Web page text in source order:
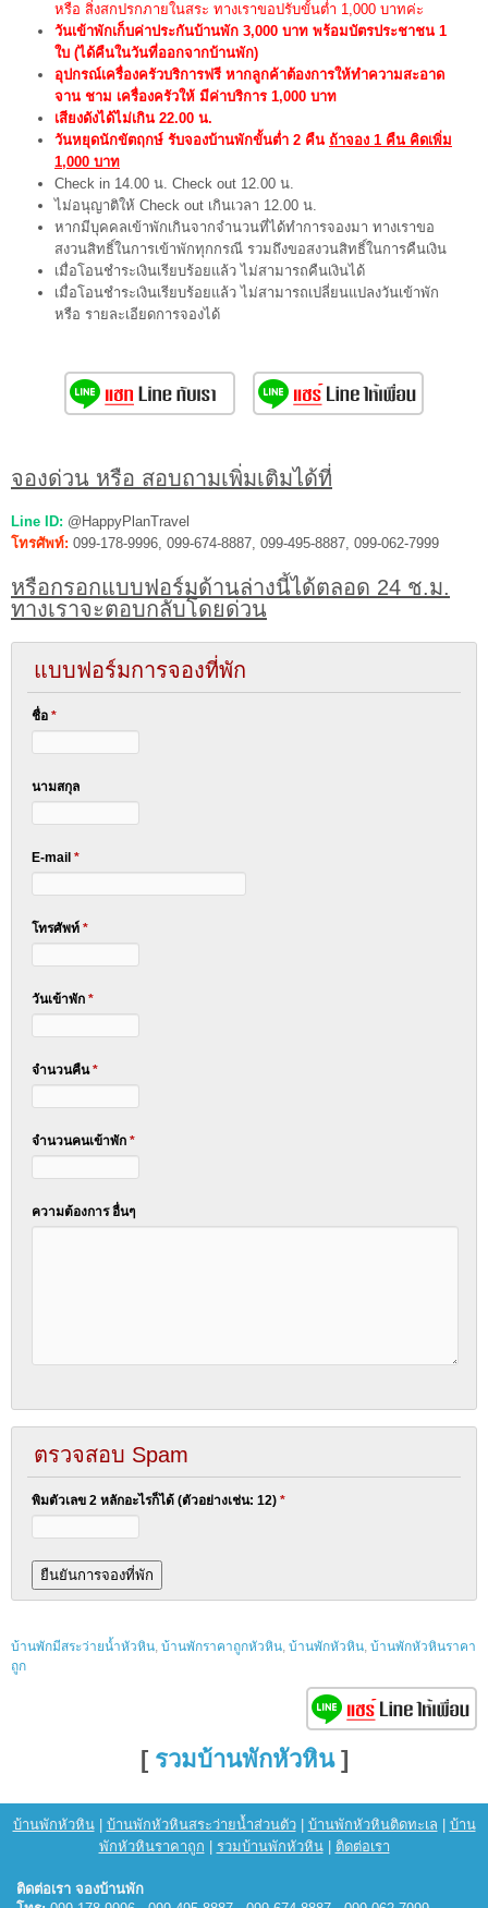
หรือ สิ่งสกปรกภายในสระ ทางเราขอปรับขั้นต่ำ 1,000 บาทค่ะ
วันเข้าพักเก็บค่าประกันบ้านพัก 3,000 บาท พร้อมบัตรประชาชน 1
ใบ (ได้คืนในวันที่ออกจากบ้านพัก)
อุปกรณ์เครื่องครัวบริการฟรี หากลูกค้าต้องการให้ทำความสะอาด
จาน ชาม เครื่องครัวให้ มีค่าบริการ 1,000 บาท
เสียงดังได้ไม่เกิน 22.00 น.
วันหยุดนักขัตฤกษ์ รับจองบ้านพักขั้นต่ำ 2 คืน ถ้าจอง 1 คืน คิดเพิ่ม
1,000 บาท
Check in 14.00 น. Check out 12.00 น.
ไม่อนุญาติให้ Check out เกินเวลา 12.00 น.
หากมีบุคคลเข้าพักเกินจากจำนวนที่ได้ทำการจองมา ทางเราขอ
สงวนสิทธิ์ในการเข้าพักทุกกรณี รวมถึงขอสงวนสิทธิ์ในการคืนเงิน
เมื่อโอนชำระเงินเรียบร้อยแล้ว ไม่สามารถคืนเงินได้
เมื่อโอนชำระเงินเรียบร้อยแล้ว ไม่สามารถเปลี่ยนแปลงวันเข้าพัก
หรือ รายละเอียดการจองได้
จองด่วน หรือ สอบถามเพิ่มเติมได้ที่
Line ID: @HappyPlanTravel
โทรศัพท์: 099-178-9996, 099-674-8887, 099-495-8887, 099-062-7999
หรือกรอกแบบฟอร์มด้านล่างนี้ได้ตลอด 24 ช.ม.
ทางเราจะตอบกลับโดยด่วน
แบบฟอร์มการจองที่พัก
ชื่อ *
นามสกุล
E-mail *
โทรศัพท์ *
วันเข้าพัก *
จำนวนคืน*
จำนวนคนเข้าพัก *
ความต้องการ อื่นๆ
ตรวจสอบ Spam
พิมตัวเลข 2 หลักอะไรก็ได้ (ตัวอย่างเช่น: 12) *
บ้านพักมีสระว่ายน้ำหัวหิน, บ้านพักราคาถูกหัวหิน, บ้านพักหัวหิน, บ้านพักหัวหินราคา
ถูก
[ รวมบ้านพักหัวหิน]
บ้านพักหัวหิน| บ้านพักหัวหินสระว่ายน้ำส่วนตัว| บ้านพักหัวหินติดทะเล
บ้าน
พักหัวหินราคาถูก
รวมบ้านพักหัวหิน| ติดต่อเรา
ติดต่อเรา จองบ้านพัก